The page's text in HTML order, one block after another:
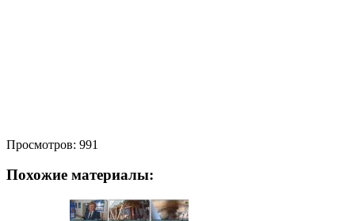
Просмотров: 991
Похожие материалы: